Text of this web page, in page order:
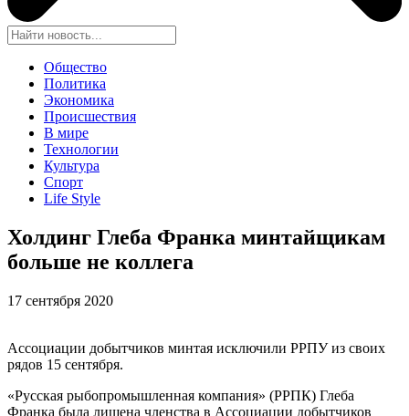
Общество
Политика
Экономика
Происшествия
В мире
Технологии
Культура
Спорт
Life Style
Холдинг Глеба Франка минтайщикам
больше не коллега
17 сентября 2020
Ассоциации добытчиков минтая исключили РРПУ из своих
рядов 15 сентября.
«Русская рыбопромышленная компания» (РРПК) Глеба
Франка была лишена членства в Ассоциации добытчиков